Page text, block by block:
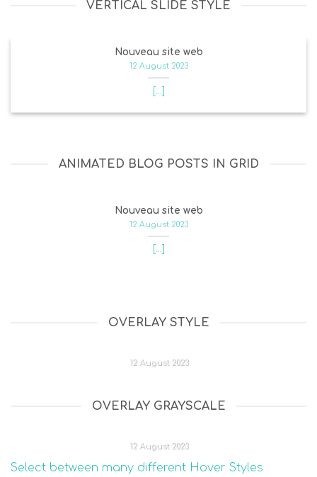
VERTICAL SLIDE STYLE
Nouveau site web
12 August 2023
[...]
ANIMATED BLOG POSTS IN GRID
Nouveau site web
12 August 2023
[...]
OVERLAY STYLE
12 August 2023
OVERLAY GRAYSCALE
12 August 2023
[...]
Select between many different Hover Styles